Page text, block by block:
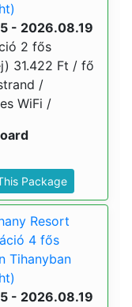
- 2026.08.19
2 fős
31.422 Ft / fő
/
WiFi /
Package
Resort
4 fős
Tihanyban
- 2026.08.19